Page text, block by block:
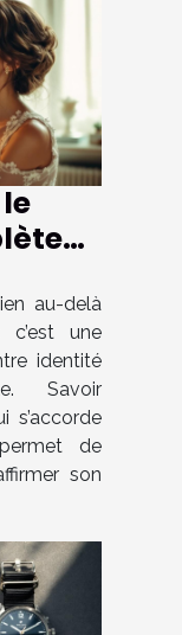
au-delà
une
identité
Savoir
s’accorde
de
son